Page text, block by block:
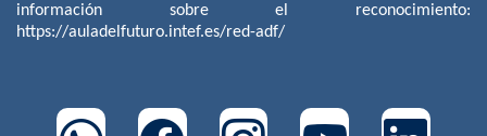
información sobre el reconocimiento:
https://auladelfuturo.intef.es/red-adf/